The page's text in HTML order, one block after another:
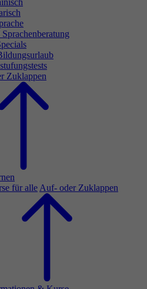
Zuklappen
für alle Auf- oder Zuklappen